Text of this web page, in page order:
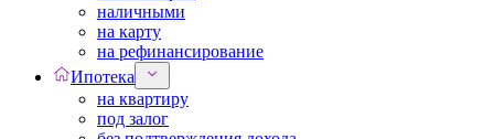
наличными
на карту
на рефинансирование
Ипотека
на квартиру
под залог